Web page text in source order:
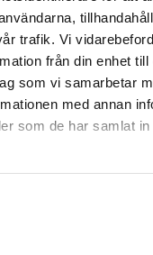
trafik. Vi
från din enhet
som vi samarbetar
med annan
som de har samlat
- Grönskande skog